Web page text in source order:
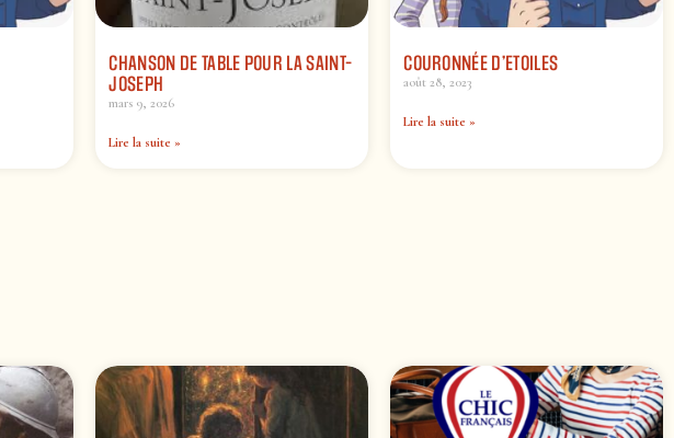
CHANSON DE TABLE POUR LA SAINT-
JOSEPH
mars 9, 2026
Lire la suite »
COURONNÉE D’ETOILES
août 28, 2023
Lire la suite »